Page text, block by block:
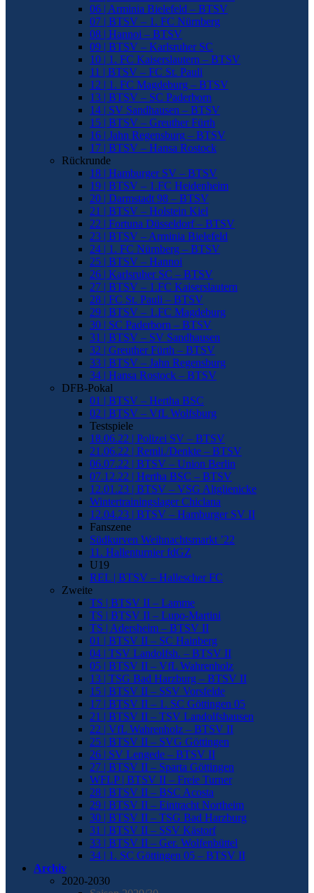
06 | Arminia Bielefeld – BTSV
07 | BTSV – 1. FC Nürnberg
08 | Hannoi – BTSV
09 | BTSV – Karlsruher SC
10 | 1. FC Kaiserslautern – BTSV
11 | BTSV – FC St. Pauli
12 | 1. FC Magdeburg – BTSV
13 | BTSV – SC Paderborn
14 | SV Sandhausen – BTSV
15 | BTSV – Greuther Fürth
16 | Jahn Regensburg – BTSV
17 | BTSV – Hansa Rostock
Rückrunde
18 | Hamburger SV – BTSV
19 | BTSV – 1.FC Heidenheim
20 | Darmstadt 98 – BTSV
21 | BTSV – Holstein Kiel
22 | Fortuna Düsseldorf – BTSV
23 | BTSV – Arminia Bielefeld
24 | 1. FC Nürnberg – BTSV
25 | BTSV – Hannoi
26 | Karlsruher SC – BTSV
27 | BTSV – 1.FC Kaiserslautern
28 | FC St. Pauli – BTSV
29 | BTSV – 1.FC Magdeburg
30 | SC Paderborn – BTSV
31 | BTSV – SV Sandhausen
32 | Greuther Fürth – BTSV
33 | BTSV – Jahn Regensburg
34 | Hansa Rostock – BTSV
DFB-Pokal
01 | BTSV – Hertha BSC
02 | BTSV – VfL Wolfsburg
Testspiele
18.06.22 | Polizei SV – BTSV
21.06.22 | Remli./Denkte – BTSV
06.07.22 | BTSV – Union Berlin
07.12.22 | Hertha BSC – BTSV
12.01.23 | BTSV – VSG Altglienicke
Wintertrainingslager Chiclana
12.04.23 | BTSV – Hamburger SV II
Fanszene
Südkurven Weihnachtsmarkt ’22
11. Hallenturnier fdGZ
U19
REL | BTSV – Hallescher FC
Zweite
TS | BTSV II – Lamme
TS | BTSV II – Lupo-Martini
TS | Adersheim – BTSV II
01 | BTSV II – SC Hainberg
04 | TSV Landolfsh. – BTSV II
05 | BTSV II – VfL Wahrenholz
13 | TSG Bad Harzburg – BTSV II
15 | BTSV II – SSV Vorsfelde
17 | BTSV II – 1. SC Göttingen 05
21 | BTSV II – TSV Landolfshausen
22 | VfL Wahrenholz – BTSV II
25 | BTSV II – SVG Göttingen
26 | SV Lengede – BTSV II
27 | BTSV II – Sparta Göttingen
WFLP | BTSV II – Freie Turner
28 | BTSV II – BSC Acosta
29 | BTSV II – Eintracht Northeim
30 | BTSV II – TSG Bad Harzburg
31 | BTSV II – SSV Kästorf
33 | BTSV II – Ger. Wolfenbüttel
34 | 1. SC Göttingen 05 – BTSV II
Archiv
2020-2030